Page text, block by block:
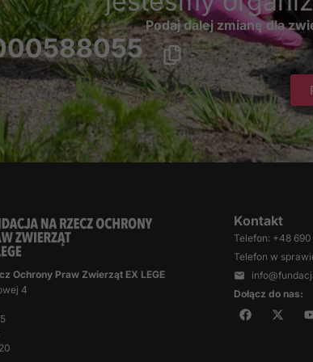
Podaj dalej zmianę dla
Ochrony Praw Zwierząt EX LEGE
4
Kontakt
Telefon: +48
Telefon w
Dołącz do nas: